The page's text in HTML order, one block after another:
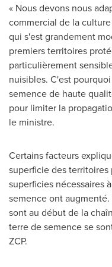
« Nous devons nous
commercial de la
qui s'est grandement
premiers territoires
particulièrement
nuisibles. C'est
semence de haute
pour limiter la
le ministre.
Certains facteurs
superficie des
superficies nécessaires
semence ont
sont au début de la
terre de semence se
ZCP.